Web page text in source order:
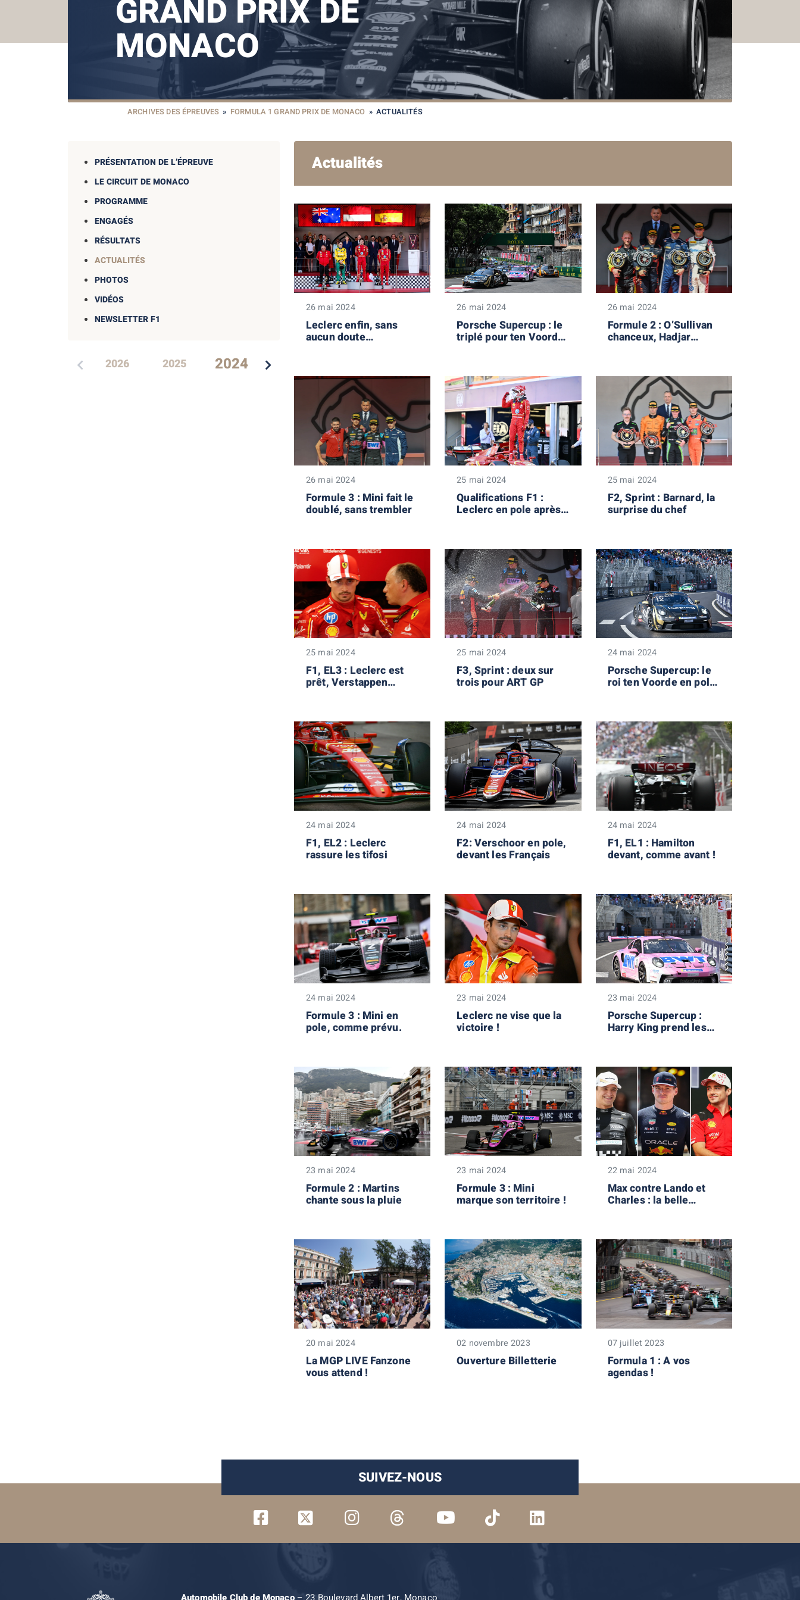
GRAND PRIX DE
MONACO
ARCHIVES DES ÉPREUVES » FORMULA 1 GRAND PRIX DE MONACO »ACTUALITÉS
PRÉSENTATION DE L’ÉPREUVE
LE CIRCUIT DE MONACO
PROGRAMME
ENGAGÉS
RÉSULTATS
ACTUALITÉS
PHOTOS
VIDÉOS
NEWSLETTER F1
2026 2025 2024
Actualités
26 mai 2024
Leclerc enfin, sans
aucun doute…
26 mai 2024
Porsche Supercup : le
triplé pour ten Voorde
26 mai 2024
Formule 2 : O’Sullivan
chanceux, Hadjar
26 mai 2024
Formule 3 : Mini fait le
doublé, sans trembler
25 mai 2024
Qualifications F1 :
Leclerc en pole après
25 mai 2024
F2, Sprint : Barnard, la
surprise du chef
25 mai 2024
F1, EL3 : Leclerc est
prêt, Verstappen
25 mai 2024
F3, Sprint : deux sur
trois pour ART GP
24 mai 2024
Porsche Supercup: le
roi ten Voorde en pole
24 mai 2024
F1, EL2 : Leclerc
rassure les tifosi
24 mai 2024
F2: Verschoor en pole,
devant les Français
24 mai 2024
F1, EL1 : Hamilton
devant, comme avant !
24 mai 2024
Formule 3 : Mini en
pole, comme prévu.
23 mai 2024
Leclerc ne vise que la
victoire !
23 mai 2024
Porsche Supercup :
Harry King prend les
23 mai 2024
Formule 2 : Martins
chante sous la pluie
23 mai 2024
Formule 3 : Mini
marque son territoire !
22 mai 2024
Max contre Lando et
Charles : la belle
20 mai 2024
La MGP LIVE Fanzone
vous attend !
02 novembre 2023
Ouverture Billetterie
07 juillet 2023
Formula 1 : A vos
agendas !
SUIVEZ-NOUS